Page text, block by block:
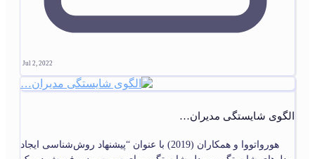
Jul 2, 2022
الگوی شایستگی مدیران…
هورواتووا و همکاران (2019) با عنوان “پیشنهاد روش‌شناسی ایجاد